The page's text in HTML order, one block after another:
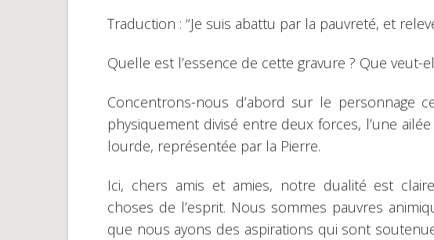
Traduction : ‘‘Je suis abattu par la pauvreté, et
Quelle est l’essence de cette gravure ? Que veut-
Concentrons-nous d’abord sur le personnage
physiquement divisé entre deux forces, l’une
lourde, représentée par la Pierre.
Ici, chers amis et amies, notre dualité est
choses de l’esprit. Nous sommes pauvres
que nous ayons des aspirations qui sont